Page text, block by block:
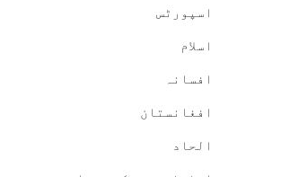
اسپورٹس
اسلام
افسانہ
افغانستان
الحاد